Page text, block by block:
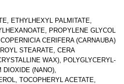
ETHYLHEXYL PALMITATE,
PROPYLENE GLYCOL
CERIFERA (CARNAUBA)
STEARATE, CERA
WAX), POLYGLYCERYL-
(NANO),
TOCOPHERYL ACETATE,